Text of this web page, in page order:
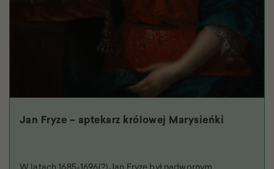
Jan Fryze – aptekarz królowej Marysieńki